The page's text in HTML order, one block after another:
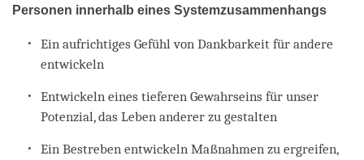
Personen innerhalb eines Systemzusammenhangs
Ein aufrichtiges Gefühl von Dankbarkeit für andere
entwickeln
Entwickeln eines tieferen Gewahrseins für unser
Potenzial, das Leben anderer zu gestalten
Ein Bestreben entwickeln Maßnahmen zu ergreifen,